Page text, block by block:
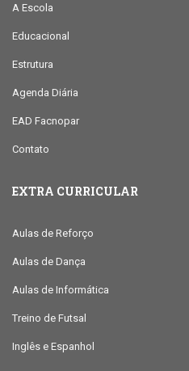
A Escola
Educacional
Estrutura
Agenda Diária
EAD Facnopar
Contato
EXTRA CURRICULAR
Aulas de Reforço
Aulas de Dança
Aulas de Informática
Treino de Futsal
Inglês e Espanhol